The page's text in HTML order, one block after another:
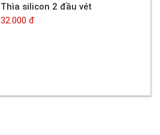
Thìa silicon 2 đầu vét
32.000 đ